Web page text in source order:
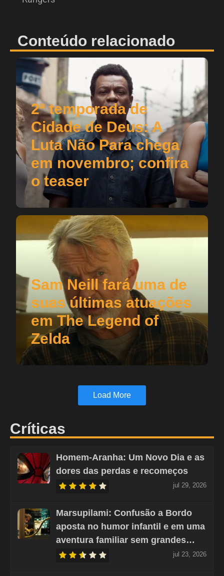
Conteúdo relacionado
2ª temporada de
Cidade de Deus: A
Luta Não Para chega
em novembro; confira
o teaser
Sam Neill fará uma de
suas últimas atuações
em The Legend of
Zelda
Load More
Críticas
Homem-Aranha: Um Novo Dia e as
dores das perdas e recomeços
jul 29, 2026
Marsupilami: Confusão a Bordo
aposta no humor infantil e em uma
aventura familiar sem grandes…
jul 23, 2026